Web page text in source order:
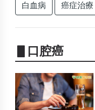
白血病 癌症治療
▋口腔癌